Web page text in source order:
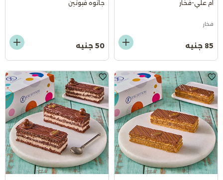
ام علي-فخار
فخار
85 جنيه
جاتوه فيوتين
50 جنيه